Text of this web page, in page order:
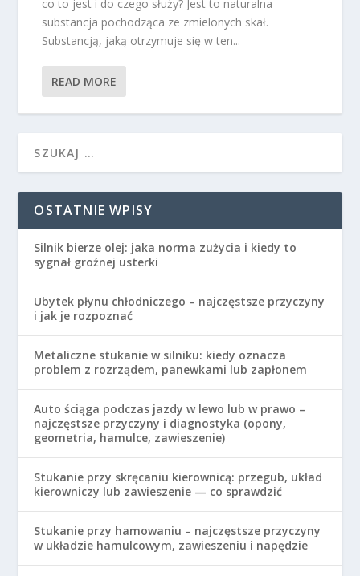
co to jest i do czego służy? Jest to naturalna
substancja pochodząca ze zmielonych skał.
Substancją, jaką otrzymuje się w ten...
READ MORE
OSTATNIE WPISY
Silnik bierze olej: jaka norma zużycia i kiedy to
sygnał groźnej usterki
Ubytek płynu chłodniczego – najczęstsze przyczyny
i jak je rozpoznać
Metaliczne stukanie w silniku: kiedy oznacza
problem z rozrządem, panewkami lub zapłonem
Auto ściąga podczas jazdy w lewo lub w prawo –
najczęstsze przyczyny i diagnostyka (opony,
geometria, hamulce, zawieszenie)
Stukanie przy skręcaniu kierownicą: przegub, układ
kierowniczy lub zawieszenie — co sprawdzić
Stukanie przy hamowaniu – najczęstsze przyczyny
w układzie hamulcowym, zawieszeniu i napędzie